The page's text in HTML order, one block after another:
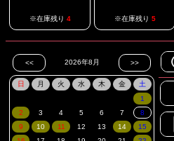
※在庫残り 4 ※在庫残り 5